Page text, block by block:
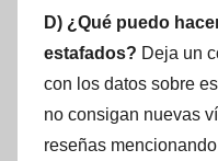
D) ¿Qué puedo
estafados? Deja un
con los datos sobre
no consigan nuevas
reseñas